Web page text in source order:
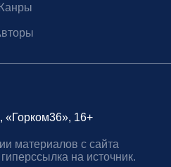
«Горком36», 16+
материалов с сайта
на источник.